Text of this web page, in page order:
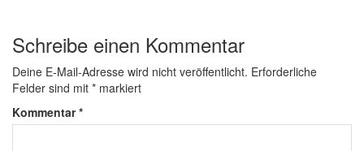
Schreibe einen Kommentar
Deine E-Mail-Adresse wird nicht veröffentlicht. Erforderliche
Felder sind mit * markiert
Kommentar*